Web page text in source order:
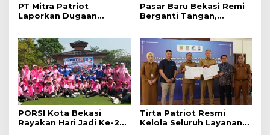
PT Mitra Patriot
Laporkan Dugaan
Pasar Baru Bekasi Remi
Berganti Tangan,
PORSI Kota Bekasi
Rayakan Hari Jadi Ke-2
Tirta Patriot Resmi
Kelola Seluruh Layanan